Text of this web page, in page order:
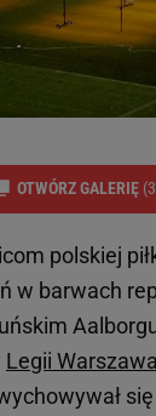
OTWÓRZ GALERIĘ
polskiej
w barwach
Legii Warszawa